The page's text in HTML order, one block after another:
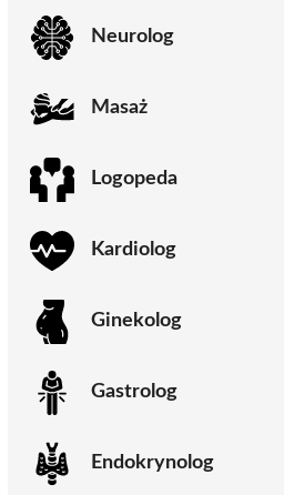
Neurolog
Masaż
Logopeda
Kardiolog
Ginekolog
Gastrolog
Endokrynolog